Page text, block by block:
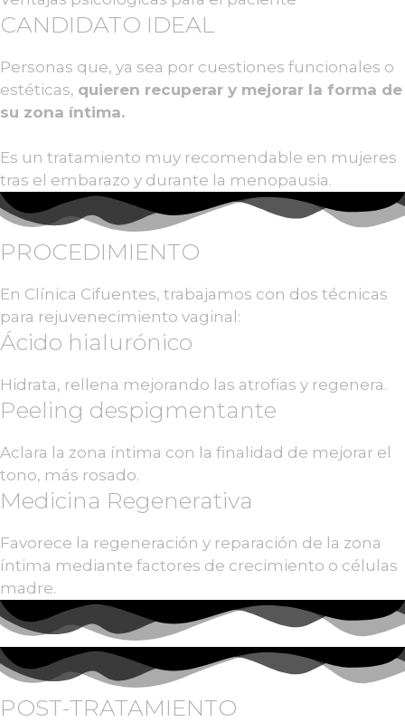
CANDIDATO IDEAL
Personas que, ya sea por cuestiones funcionales o
estéticas, quieren recuperar y mejorar la forma de
su zona íntima.
Es un tratamiento muy recomendable en mujeres
tras el embarazo y durante la menopausia.
PROCEDIMIENTO
En Clínica Cifuentes, trabajamos con dos técnicas
para rejuvenecimiento vaginal:
Ácido hialurónico
Hidrata, rellena mejorando las atrofias y regenera.
Peeling despigmentante
Aclara la zona íntima con la finalidad de mejorar el
tono, más rosado.
Medicina Regenerativa
Favorece la regeneración y reparación de la zona
íntima mediante factores de crecimiento o células
madre.
POST-TRATAMIENTO